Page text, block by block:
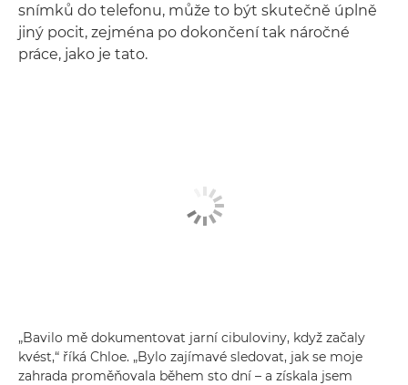
snímků do telefonu, může to být skutečně úplně
jiný pocit, zejména po dokončení tak náročné
práce, jako je tato.
„Bavilo mě dokumentovat jarní cibuloviny, když začaly
kvést,“ říká Chloe. „Bylo zajímavé sledovat, jak se moje
zahrada proměňovala během sto dní – a získala jsem